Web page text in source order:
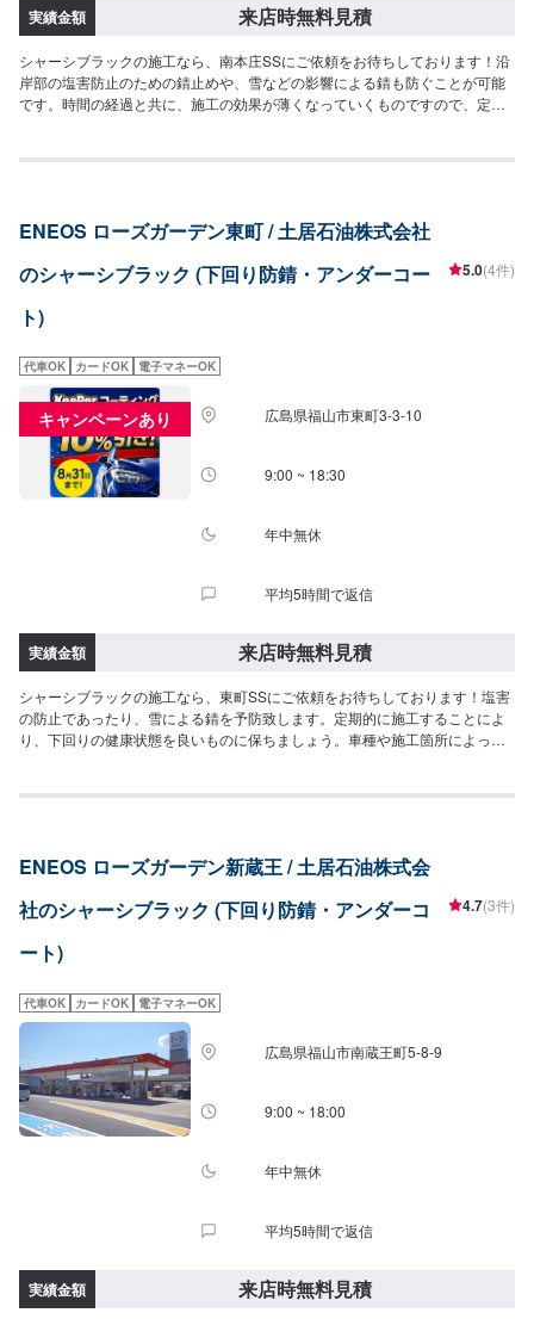
実績金額 来店時無料見積
シャーシブラックの施工なら、南本庄SSにご依頼をお待ちしております！沿
岸部の塩害防止のための錆止めや、雪などの影響による錆も防ぐことが可能
です。時間の経過と共に、施工の効果が薄くなっていくものですので、定期
ENEOS ローズガーデン東町 / 土居石油株式会社
のシャーシブラック (下回り防錆・アンダーコー
ト)
5.0(4件)
代車OK カードOK 電子マネーOK
キャンペーンあり 広島県福山市東町3-3-10
9:00 ~ 18:30
年中無休
平均5時間で返信
実績金額 来店時無料見積
シャーシブラックの施工なら、東町SSにご依頼をお待ちしております！塩害
の防止であったり、雪による錆を予防致します。定期的に施工することによ
り、下回りの健康状態を良いものに保ちましょう。車種や施工箇所によって
ENEOS ローズガーデン新蔵王 / 土居石油株式会
社のシャーシブラック (下回り防錆・アンダーコ
ート)
4.7(3件)
代車OK カードOK 電子マネーOK
広島県福山市南蔵王町5-8-9
9:00 ~ 18:00
年中無休
平均5時間で返信
実績金額 来店時無料見積